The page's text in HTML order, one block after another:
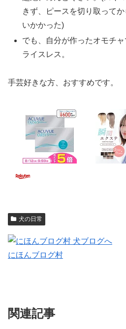
きず、ピースを切り取って
いかかった)
でも、自分が作ったオモチ
ライスレス。
手芸好きな方、おすすめです。
犬の日常
にほんブログ村
関連記事